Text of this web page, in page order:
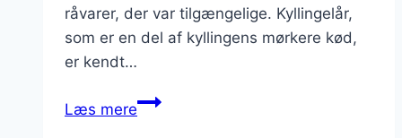
råvarer, der var tilgængelige. Kyllingelår,
som er en del af kyllingens mørkere kød,
er kendt…
Læs mereKyllingelår